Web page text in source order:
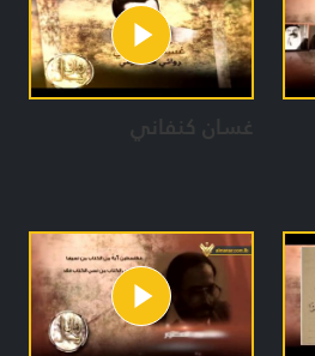
غسان كنفاني